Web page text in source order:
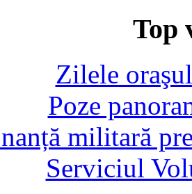
Top
Zilele
Poze
militară
Serviciul